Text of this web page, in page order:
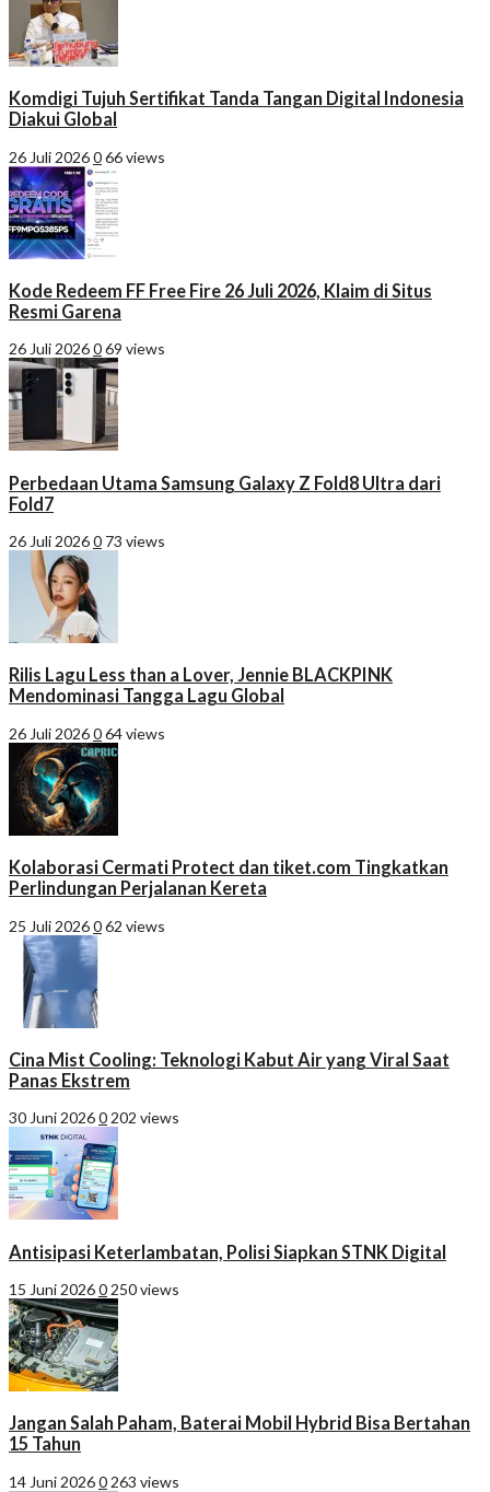
Komdigi Tujuh Sertifikat Tanda Tangan Digital Indonesia
Diakui Global
26 Juli 2026066 views
Kode Redeem FF Free Fire 26 Juli 2026, Klaim di Situs
Resmi Garena
26 Juli 2026069 views
Perbedaan Utama Samsung Galaxy Z Fold8 Ultra dari
Fold7
26 Juli 20260 73 views
Rilis Lagu Less than a Lover, Jennie BLACKPINK
Mendominasi Tangga Lagu Global
26 Juli 2026064 views
Kolaborasi Cermati Protect dan tiket.com Tingkatkan
Perlindungan Perjalanan Kereta
25 Juli 2026062 views
Cina Mist Cooling: Teknologi Kabut Air yang Viral Saat
Panas Ekstrem
30 Juni 20260 202 views
Antisipasi Keterlambatan, Polisi Siapkan STNK Digital
15 Juni 20260 250 views
Jangan Salah Paham, Baterai Mobil Hybrid Bisa Bertahan
15 Tahun
14 Juni 20260 263 views